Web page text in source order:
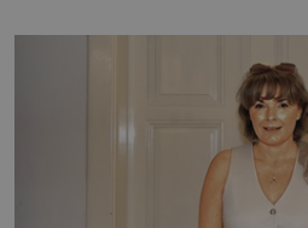
mi knihy, práce a hlavně klid.